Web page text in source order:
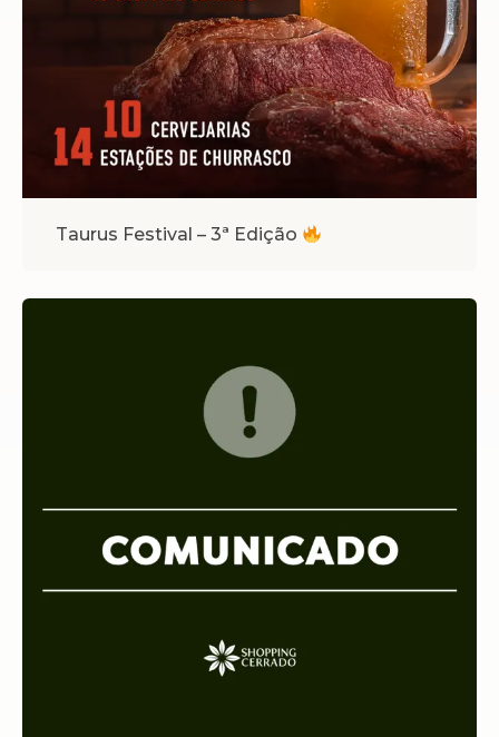
Taurus Festival – 3ª Edição